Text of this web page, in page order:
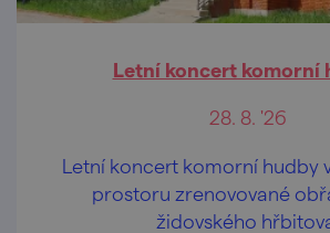
Letní koncert komorní
28. 8. '26
Letní koncert komorní hudby
prostoru zrenovované
židovského